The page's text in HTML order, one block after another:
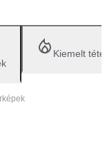
Kiemelt